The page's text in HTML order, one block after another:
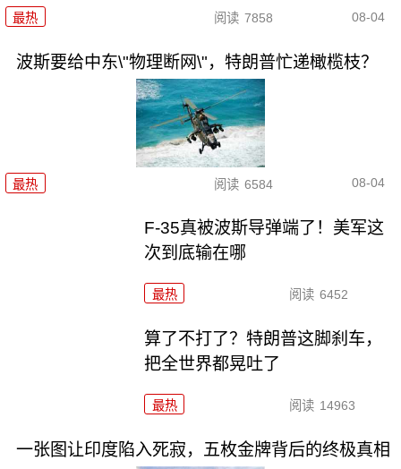
最热 阅读 7858 08-04
波斯要给中东\"物理断网\"，特朗普忙递橄榄枝？
最热 阅读 6584 08-04
F-35真被波斯导弹端了！美军这
次到底输在哪
最热 阅读 6452
算了不打了？特朗普这脚刹车，
把全世界都晃吐了
最热 阅读 14963
一张图让印度陷入死寂，五枚金牌背后的终极真相